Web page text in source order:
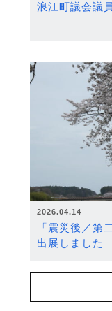
浪江町議会議
2026.04.14
「震災後／第
出展しました